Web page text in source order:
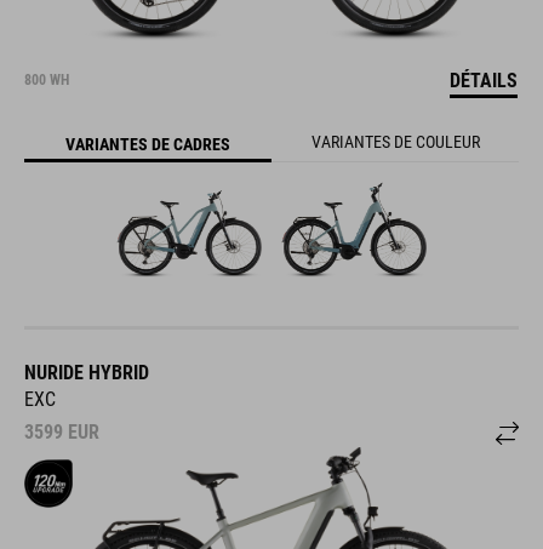
800 WH DÉTAILS
VARIANTES DE CADRES VARIANTES DE COULEUR
NURIDE HYBRID
EXC
3599 EUR